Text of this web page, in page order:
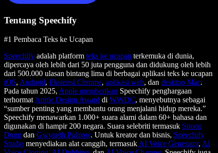
Tentang Speechify
#1 Pembaca Teks ke Ucapan
Speechify adalah platform teks ke ucapan terkemuka di dunia,
dipercaya oleh lebih dari 50 juta pengguna dan didukung oleh lebih
dari 500.000 ulasan bintang lima di berbagai aplikasi teks ke ucapan
iOS, Android, Ekstensi Chrome, aplikasi web, dan desktop Mac.
Pada tahun 2025, Apple memberikan Speechify penghargaan
terhormat Apple Design Award di WWDC, menyebutnya sebagai
“sumber penting yang membantu orang menjalani hidup mereka.”
Speechify menawarkan 1.000+ suara alami dalam 60+ bahasa dan
digunakan di hampir 200 negara. Suara selebriti termasuk Snoop
Dogg dan Gwyneth Paltrow. Untuk kreator dan bisnis, Speechify
Studio menyediakan alat canggih, termasuk AI Voice Generator, AI